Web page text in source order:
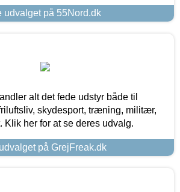
udvalget på 55Nord.dk
alt det fede udstyr både til
skydesport, træning, militær,
Klik her for at se deres udvalg.
på GrejFreak.dk